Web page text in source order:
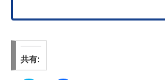
共有: